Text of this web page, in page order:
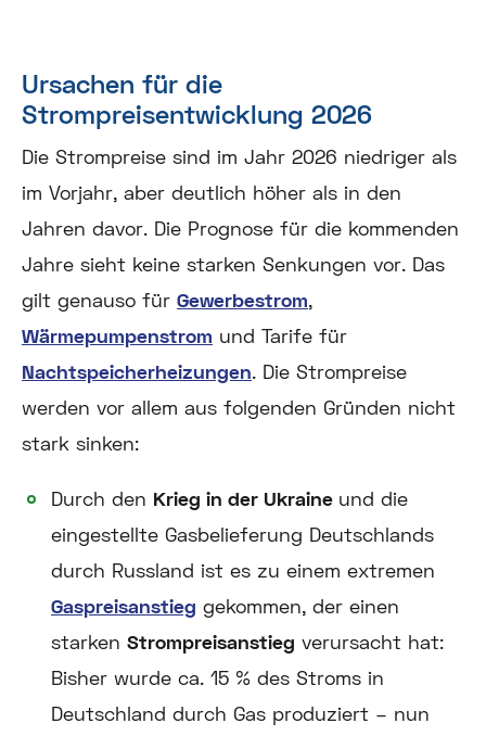
Ursachen für die
Strompreisentwicklung 2026
Die Strompreise sind im Jahr 2026 niedriger als
im Vorjahr, aber deutlich höher als in den
Jahren davor. Die Prognose für die kommenden
Jahre sieht keine starken Senkungen vor. Das
gilt genauso für Gewerbestrom,
Wärmepumpenstrom und Tarife für
Nachtspeicherheizungen. Die Strompreise
werden vor allem aus folgenden Gründen nicht
stark sinken:
Durch den Krieg in der Ukraine und die
eingestellte Gasbelieferung Deutschlands
durch Russland ist es zu einem extremen
Gaspreisanstieg gekommen, der einen
starken Strompreisanstieg verursacht hat:
Bisher wurde ca. 15 % des Stroms in
Deutschland durch Gas produziert – nun